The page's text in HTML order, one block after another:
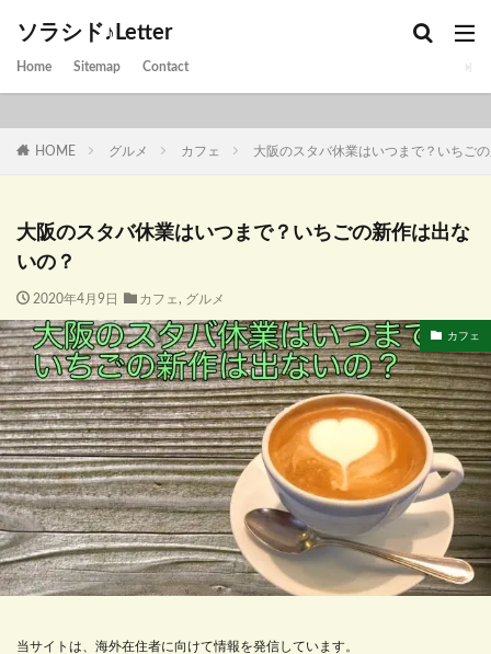
ソラシド♪Letter
Home Sitemap Contact
HOME グルメ カフェ 大阪のスタバ休業はいつまで？いちご
大阪のスタバ休業はいつまで？いちごの新作は出な
いの？
2020年4月9日 カフェ , グルメ
カフェ
当サイトは、海外在住者に向けて情報を発信しています。